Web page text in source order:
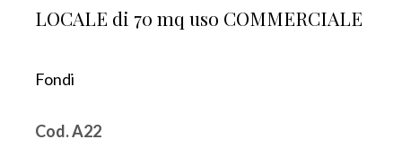
LOCALE di 70 mq uso COMMERCIALE
Fondi
Cod. A22